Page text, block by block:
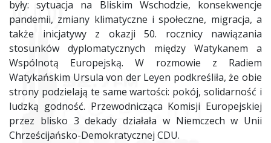
były: sytuacja na Bliskim Wschodzie, konsekwencje
pandemii, zmiany klimatyczne i społeczne, migracja, a
także inicjatywy z okazji 50. rocznicy nawiązania
stosunków dyplomatycznych między Watykanem a
Wspólnotą Europejską. W rozmowie z Radiem
Watykańskim Ursula von der Leyen podkreśliła, że obie
strony podzielają te same wartości: pokój, solidarność i
ludzką godność. Przewodnicząca Komisji Europejskiej
przez blisko 3 dekady działała w Niemczech w Unii
Chrześcijańsko-Demokratycznej CDU.